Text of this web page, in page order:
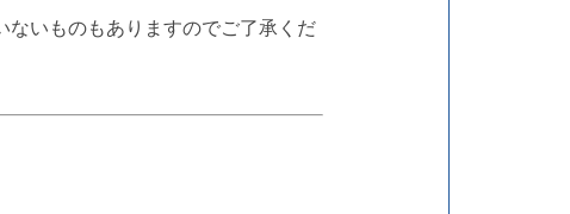
ないものもありますのでご了承くだ